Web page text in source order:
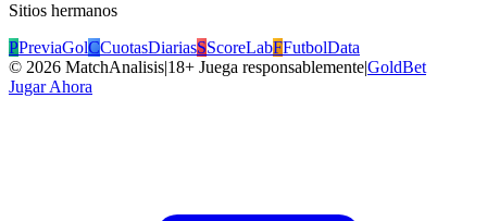
Sitios hermanos
PPreviaGolCCuotasDiariasSScoreLabFFutbolData
© 2026 MatchAnalisis|18+ Juega responsablemente|GoldBet
Jugar Ahora